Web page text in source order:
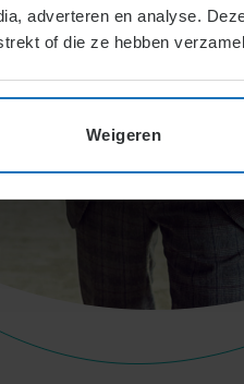
adverteren en analyse.
of die ze hebben
Weigeren